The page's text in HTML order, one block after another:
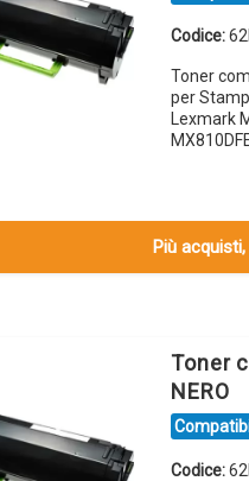
Codice:
Toner
per
Lexmark
Più
Toner
NERO
Codice: